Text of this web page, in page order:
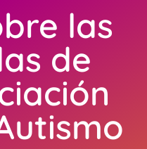
las
de